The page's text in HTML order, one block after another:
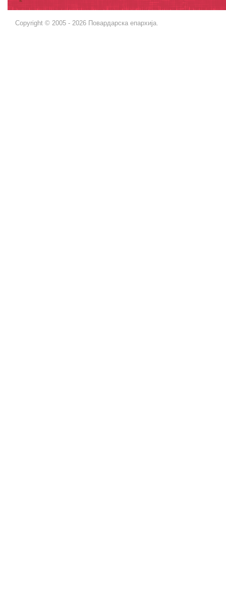
Copyright © 2005 - 2026 Повардарска епархија.